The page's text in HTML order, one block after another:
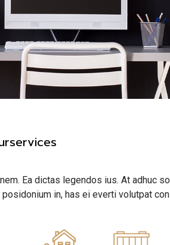
Ea dictas legendos ius. At adhuc
in, has ei everti volutpat